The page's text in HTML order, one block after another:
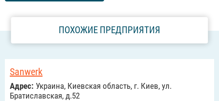
ПОХОЖИЕ ПРЕДПРИЯТИЯ
Sanwerk
Адрес: Украина, Киевская область, г. Киев, ул.
Братиславская, д.52